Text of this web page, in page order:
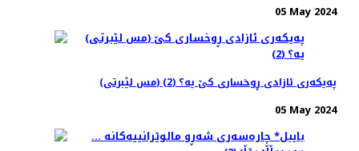
05 May 2024
(مس لێبرتی) پەیکەری ئازادی ڕوخساری کێ یە؟ (2)
05 May 2024